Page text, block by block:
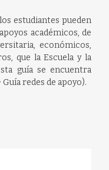
estudiantes pueden
académicos, de
económicos,
que la Escuela y la
guía se encuentra
redes de apoyo).